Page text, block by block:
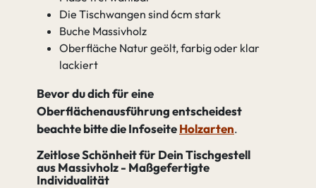
Die Tischwangen sind 6cm stark
Buche Massivholz
Oberfläche Natur geölt, farbig oder klar
lackiert
Bevor du dich für eine
Oberflächenausführung entscheidest
beachte bitte die InfoseiteHolzarten
Zeitlose Schönheit für Dein Tischgestell
aus Massivholz - Maßgefertigte
Individualität